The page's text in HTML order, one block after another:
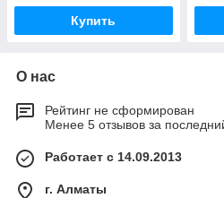
Купить
О нас
Рейтинг не сформирован
Менее 5 отзывов за
Работает с 14.09.2013
г. Алматы